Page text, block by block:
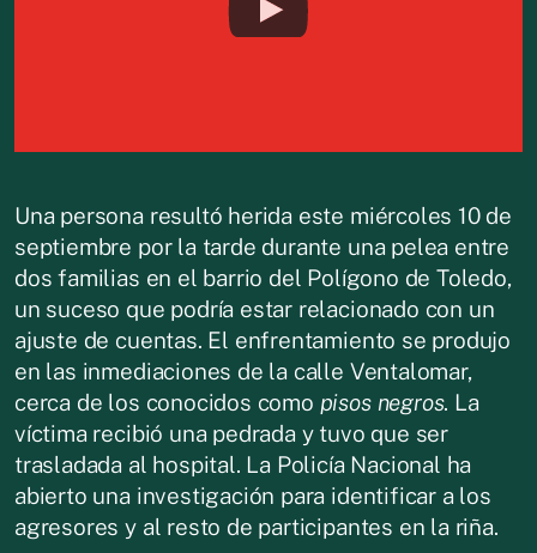
Una persona resultó herida este miércoles 10 de
septiembre por la tarde durante una pelea entre
dos familias en el barrio del Polígono de Toledo,
un suceso que podría estar relacionado con un
ajuste de cuentas. El enfrentamiento se produjo
en las inmediaciones de la calle Ventalomar,
cerca de los conocidos como pisos negros. La
víctima recibió una pedrada y tuvo que ser
trasladada al hospital. La Policía Nacional ha
abierto una investigación para identificar a los
agresores y al resto de participantes en la riña.